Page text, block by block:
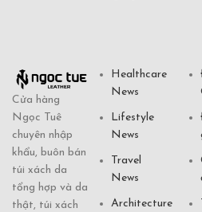
Cửa hàng
Ngọc Tuê
chuyên nhập
khẩu, buôn bán
túi xách da
tổng hợp và da
thật, túi xách
Healthcare
News
Lifestyle
News
Travel
News
Architecture